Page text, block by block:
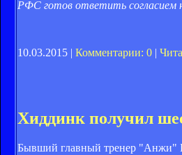
РФС готов ответить согласием
10.03.2015 | Комментарии: 0 |
Хиддинк получил
Бывший главный тренер "Анжи"